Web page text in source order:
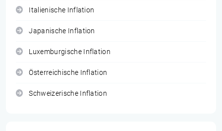
Italienische Inflation
Japanische Inflation
Luxemburgische Inflation
Österreichische Inflation
Schweizerische Inflation